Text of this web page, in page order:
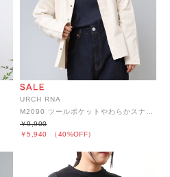
URCH RNA
M2090 ツールポケットやわらかスナップカーディガン
￥5,940 （40%OFF）
￥9,900